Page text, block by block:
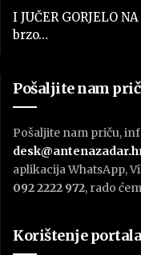
I JUČER GORJELO
brzo…
Pošaljite nam
Pošaljite nam priču,
aplikacija WhatsApp,
092 2222 972, rado
Korištenje